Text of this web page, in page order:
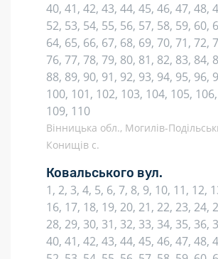
40, 41, 42, 43, 44, 45, 46, 47, 48,
52, 53, 54, 55, 56, 57, 58, 59, 60,
64, 65, 66, 67, 68, 69, 70, 71, 72,
76, 77, 78, 79, 80, 81, 82, 83, 84,
88, 89, 90, 91, 92, 93, 94, 95, 96,
100, 101, 102, 103, 104, 105,
109, 110
Вінницька обл., Могилів-
Конищів с.
Ковальського вул.
1, 2, 3, 4, 5, 6, 7, 8, 9, 10, 11, 12,
16, 17, 18, 19, 20, 21, 22, 23, 24,
28, 29, 30, 31, 32, 33, 34, 35, 36,
40, 41, 42, 43, 44, 45, 46, 47, 48,